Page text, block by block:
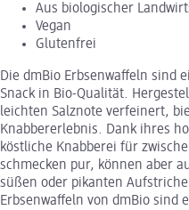
Aus biologischer
Vegan
Glutenfrei
Die dmBio Erbsenwaffeln sind
Snack in Bio-Qualität.
leichten Salznote verfeinert,
Knabbererlebnis. Dank ihres
köstliche Knabberei für
schmecken pur, können aber
süßen oder pikanten
Erbsenwaffeln von dmBio sind